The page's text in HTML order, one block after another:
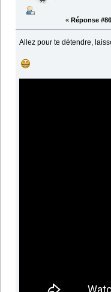
« Réponse
Allez pour te détendre,